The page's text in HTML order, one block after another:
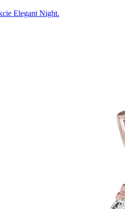
Elegant Night.